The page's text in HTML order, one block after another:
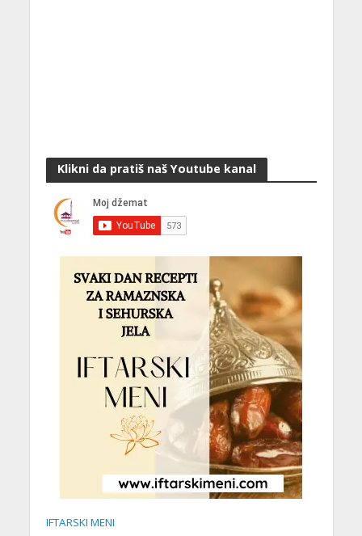
Klikni da pratiš naš Youtube kanal
IFTARSKI MENI